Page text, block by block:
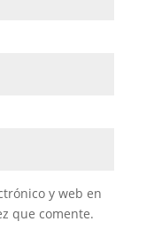
y web en
que comente.